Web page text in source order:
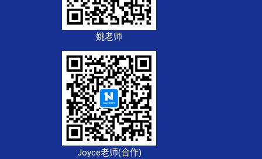
姚老师
Joyce老师(合作)